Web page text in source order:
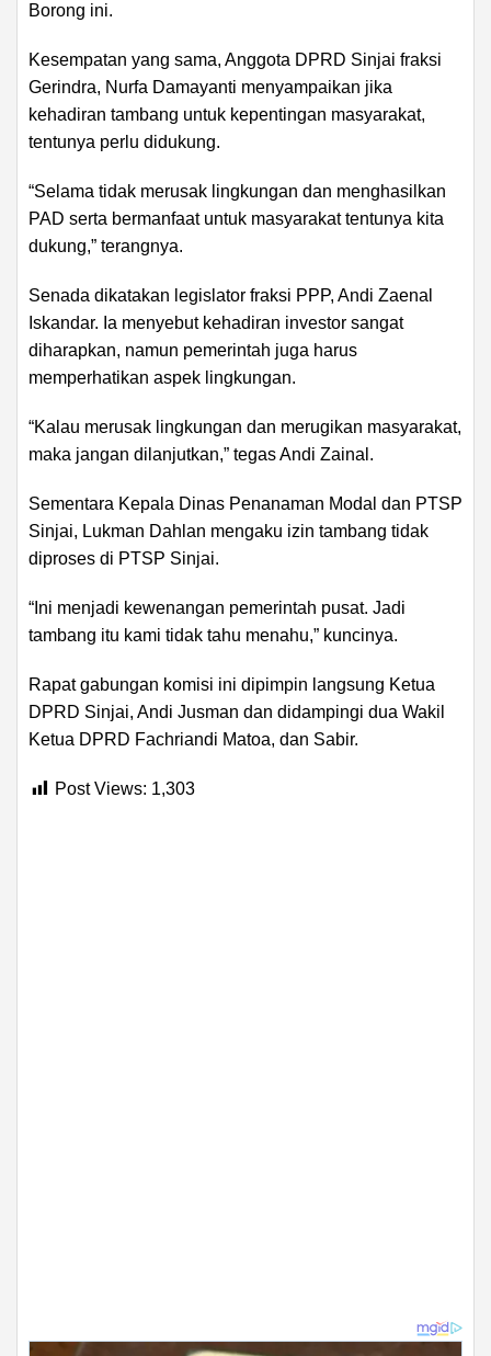
Borong ini.
Kesempatan yang sama, Anggota DPRD Sinjai fraksi
Gerindra, Nurfa Damayanti menyampaikan jika
kehadiran tambang untuk kepentingan masyarakat,
tentunya perlu didukung.
“Selama tidak merusak lingkungan dan menghasilkan
PAD serta bermanfaat untuk masyarakat tentunya kita
dukung,” terangnya.
Senada dikatakan legislator fraksi PPP, Andi Zaenal
Iskandar. Ia menyebut kehadiran investor sangat
diharapkan, namun pemerintah juga harus
memperhatikan aspek lingkungan.
“Kalau merusak lingkungan dan merugikan masyarakat,
maka jangan dilanjutkan,” tegas Andi Zainal.
Sementara Kepala Dinas Penanaman Modal dan PTSP
Sinjai, Lukman Dahlan mengaku izin tambang tidak
diproses di PTSP Sinjai.
“Ini menjadi kewenangan pemerintah pusat. Jadi
tambang itu kami tidak tahu menahu,” kuncinya.
Rapat gabungan komisi ini dipimpin langsung Ketua
DPRD Sinjai, Andi Jusman dan didampingi dua Wakil
Ketua DPRD Fachriandi Matoa, dan Sabir.
Post Views: 1,303